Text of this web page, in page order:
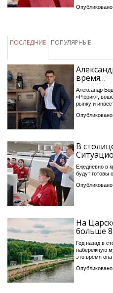
ПОСЛЕДНИЕ ПОПУЛЯРНЫЕ
время…
Александр
«Рюрик»,
рынку и
В
Ежедневно в
будут готовы
На
больше
Год назад в
набережную
это время
Опубликовано